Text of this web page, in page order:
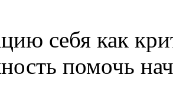
себя как
помочь